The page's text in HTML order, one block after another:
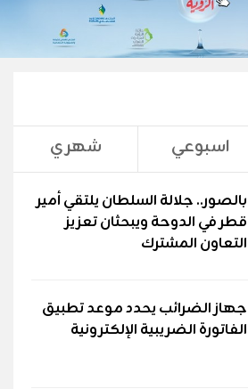
اسبوعي شهري
بالصور.. جلالة السلطان يلتقي أمير
قطر في الدوحة ويبحثان تعزيز
التعاون المشترك
جهاز الضرائب يحدد موعد تطبيق
الفاتورة الضريبية الإلكترونية